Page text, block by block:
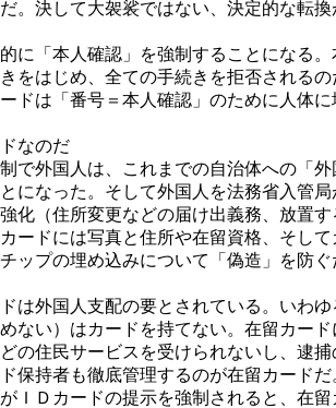
。決して大袈裟ではない、決定的な転
に「本人確認」を強制することになる。
をはじめ、全ての手続きを拒否されるの
ドは「番号＝本人確認」のために人体
なのだ
外国人は、これまでの自治体への「外
になった。そして外国人を法務省入管局
化（住所変更などの届け出義務、放置す
ードには写真と住所や在留資格、そし
ップの埋め込みについて「偽造」を防ぐ
は外国人支配の要とされている。いわゆ
ない）はカードを持てない。在留カード
の住民サービスを受けられないし、逮捕
保持者も徹底管理するのが在留カードだ
ＩＤカードの提示を強制されると、在留